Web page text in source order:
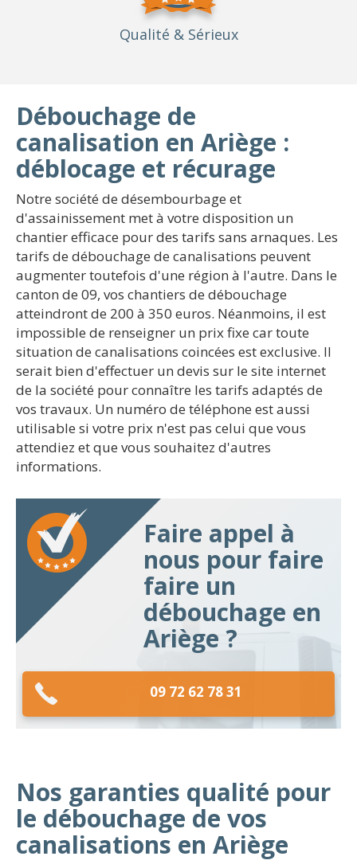
Qualité & Sérieux
Débouchage de
canalisation en Ariège :
déblocage et récurage
Notre société de désembourbage et
d'assainissement met à votre disposition un
chantier efficace pour des tarifs sans arnaques. Les
tarifs de débouchage de canalisations peuvent
augmenter toutefois d'une région à l'autre. Dans le
canton de 09, vos chantiers de débouchage
atteindront de 200 à 350 euros. Néanmoins, il est
impossible de renseigner un prix fixe car toute
situation de canalisations coincées est exclusive. Il
serait bien d'effectuer un devis sur le site internet
de la société pour connaître les tarifs adaptés de
vos travaux. Un numéro de téléphone est aussi
utilisable si votre prix n'est pas celui que vous
attendiez et que vous souhaitez d'autres
informations.
Faire appel à
nous pour faire
faire un
débouchage en
Ariège ?
09 72 62 78 31
Nos garanties qualité pour
le débouchage de vos
canalisations en Ariège